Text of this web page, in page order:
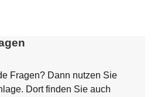
Fragen? Dann nutzen Sie
Dort finden Sie auch